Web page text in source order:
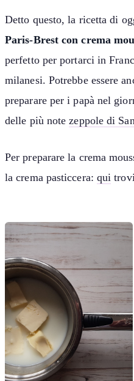
Detto questo, la ricetta di
Paris-Brest con crema
perfetto per portarci in
milanesi. Potrebbe essere
preparare per i papà nel
delle più notezeppole di
Per preparare la crema
la crema pasticcera: qui